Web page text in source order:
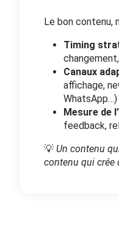
Le bon contenu,
Timing
Canaux
affichage,
WhatsApp…)
Mesure de
feedback,
💡 Un contenu
contenu qui crée